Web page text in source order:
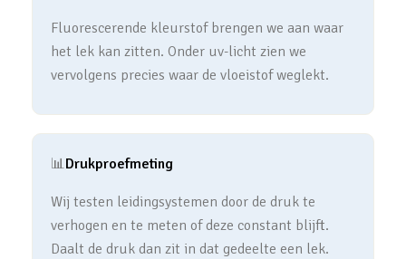
Fluorescerende kleurstof brengen we aan waar
het lek kan zitten. Onder uv-licht zien we
vervolgens precies waar de vloeistof weglekt.
📊Drukproefmeting
Wij testen leidingsystemen door de druk te
verhogen en te meten of deze constant blijft.
Daalt de druk dan zit in dat gedeelte een lek.